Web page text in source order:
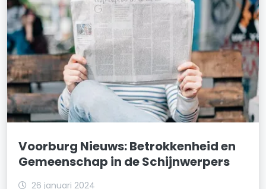
Voorburg Nieuws: Betrokkenheid en
Gemeenschap in de Schijnwerpers
26 januari 2024